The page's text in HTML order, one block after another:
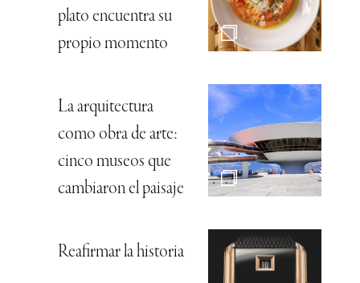
plato encuentra su
propio momento
La arquitectura
como obra de arte:
cinco museos que
cambiaron el paisaje
Reafirmar la historia